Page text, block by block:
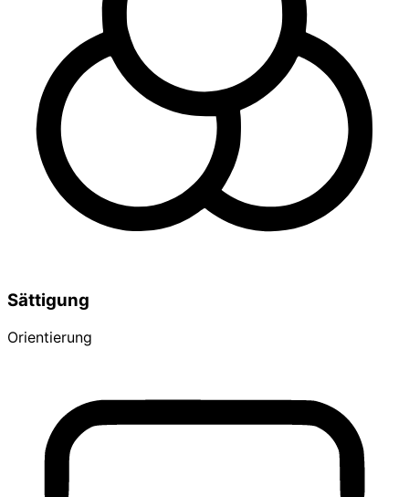
Sättigung
Orientierung